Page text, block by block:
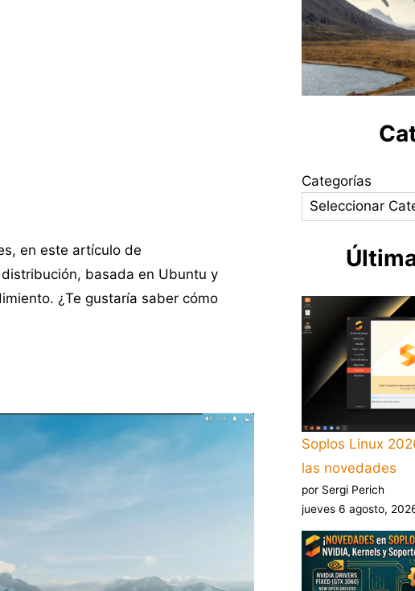
en este artículo de
distribución, basada en Ubuntu y
¿Te gustaría saber cómo
Categorías
Soplos Linux
las novedades
por Sergi Perich
jueves 6 agosto,